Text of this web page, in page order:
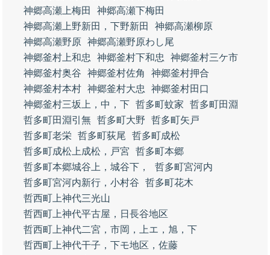
神郷高瀬上梅田
神郷高瀬下梅田
神郷高瀬上野新田，下野新田
神郷高瀬柳原
神郷高瀬野原 神郷高瀬野原わし尾
神郷釜村上和忠
神郷釜村下和忠
神郷釜村三ケ市
神郷釜村奥谷
神郷釜村佐角
神郷釜村押合
神郷釜村本村 神郷釜村大忠
神郷釜村田口
神郷釜村三坂上，中，下 哲多町蚊家
哲多町田淵
哲多町田淵引無 哲多町大野
哲多町矢戸
哲多町老栄 哲多町荻尾
哲多町成松
哲多町成松上成松，戸宮
哲多町本郷
哲多町本郷城谷上，城谷下，
哲多町宮河内
哲多町宮河内新行，小村谷
哲多町花木
哲西町上神代三光山
哲西町上神代平古屋，日長谷地区
哲西町上神代二宮，市岡，上エ，旭，下
哲西町上神代干子，下モ地区，佐藤